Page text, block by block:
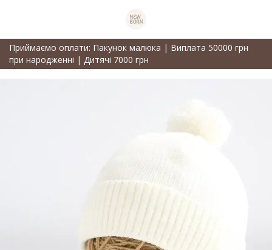
Приймаємо оплати: Пакунок малюка | Виплата 50000 грн
при народженні | Дитячі 7000 грн